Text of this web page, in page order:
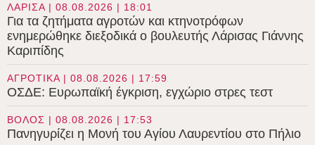
ΛΑΡΙΣΑ | 08.08.2026 | 18:01
Για τα ζητήματα αγροτών και κτηνοτρόφων
ενημερώθηκε διεξοδικά ο βουλευτής Λάρισας Γιάννης
Καριπίδης
ΑΓΡΟΤΙΚΑ | 08.08.2026 | 17:59
ΟΣΔΕ: Ευρωπαϊκή έγκριση, εγχώριο στρες τεστ
ΒΟΛΟΣ | 08.08.2026 | 17:53
Πανηγυρίζει η Μονή του Αγίου Λαυρεντίου στο Πήλιο